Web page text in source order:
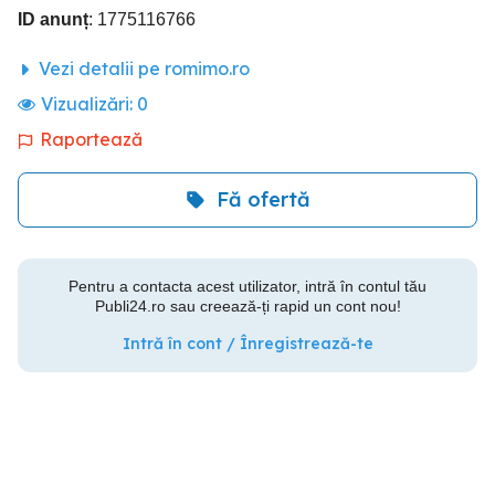
ID anunț: 1775116766
Vezi detalii pe romimo.ro
Vizualizări: 0
Raportează
Fă ofertă
Pentru a contacta acest utilizator, intră în contul tău
Publi24.ro sau creează-ți rapid un cont nou!
Intră în cont / Înregistrează-te